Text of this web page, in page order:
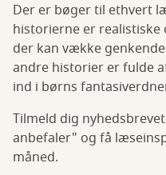
Der er bøger til ethvert
historierne er
der kan vække
andre historier er fulde
ind i børns
Tilmeld dig
anbefaler" og få
måned.